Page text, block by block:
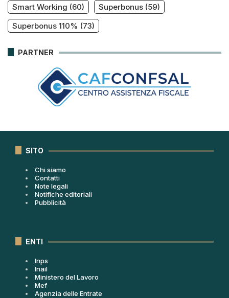
Smart Working (60) Superbonus (59)
Superbonus 110% (73)
PARTNER
SITO
Chi siamo
Contatti
Note legali
Notifiche editoriali
Pubblicità
ENTI
Inps
Inail
Ministero del Lavoro
Mef
Agenzia delle Entrate